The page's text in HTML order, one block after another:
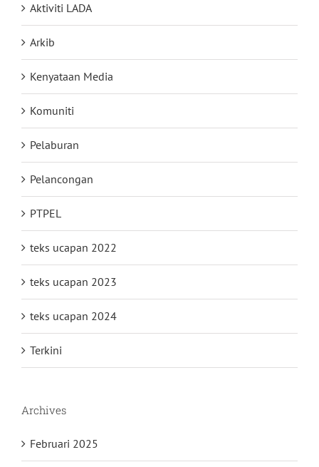
Aktiviti LADA
Arkib
Kenyataan Media
Komuniti
Pelaburan
Pelancongan
PTPEL
teks ucapan 2022
teks ucapan 2023
teks ucapan 2024
Terkini
Archives
Februari 2025